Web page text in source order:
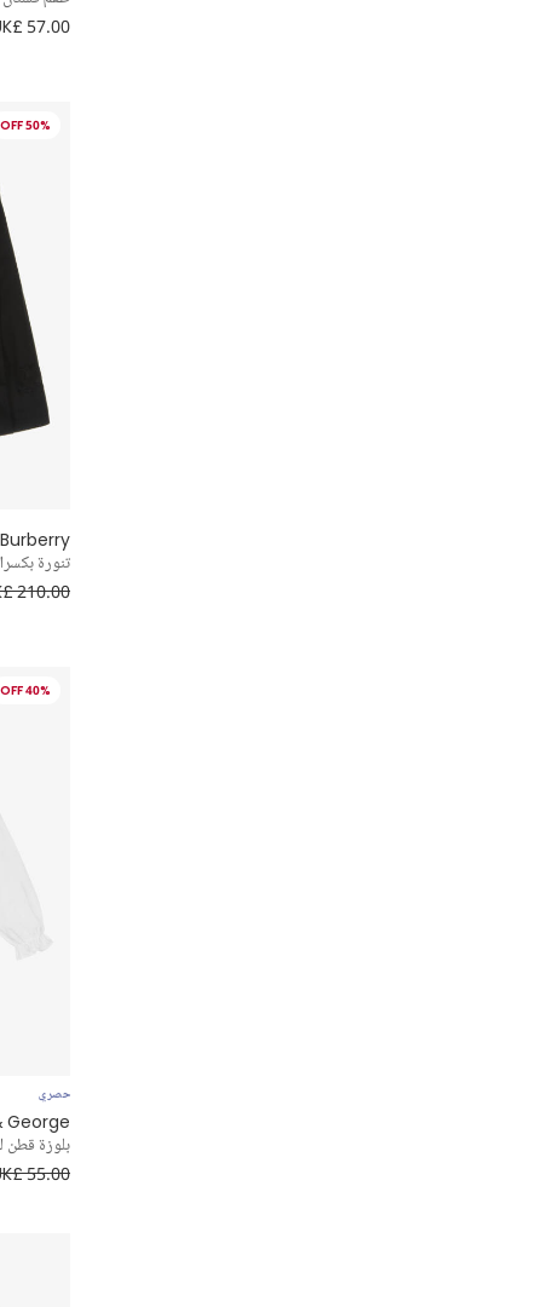
57.00
50% OFF
Burberry
تنورة
210.00
40% OFF
حصري
George
بلوزة قطن
55.00